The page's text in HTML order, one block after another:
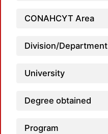
CONAHCYT Area
Division/Department
University
Degree obtained
Program